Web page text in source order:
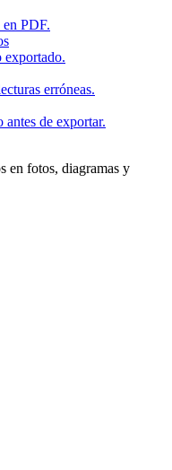
PDF.
exportado.
erróneas.
antes de exportar.
en fotos, diagramas y